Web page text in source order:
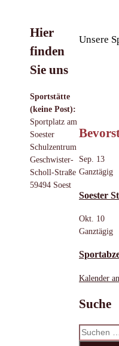
Unsere
Sep. 13
Ganztägig
Soester
Okt. 10
Ganztägig
Kalender
Suche
Suchen
nach:
Hier
finden
Sie uns
Sportstätte
(keine Post):
Sportplatz am
Soester
Schulzentrum
Geschwister-
Scholl-Straße
59494 Soest